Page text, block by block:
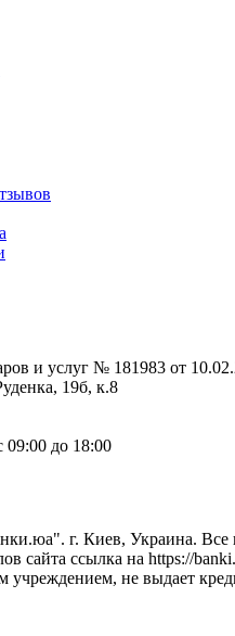
и услуг № 181983 от
19б, к.8
до 18:00
г. Киев, Украина.
сайта ссылка на https://
учреждением, не выдает